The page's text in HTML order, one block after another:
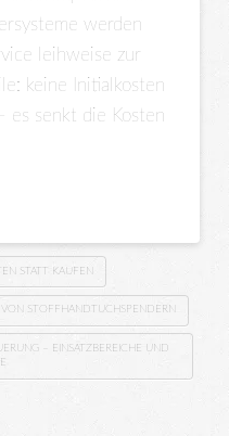
werden
leihweise zur
keine Initialkosten
es senkt die Kosten
STATT KAUFEN
VON STOFFHANDTUCHSPENDERN
– EINSATZBEREICHE UND